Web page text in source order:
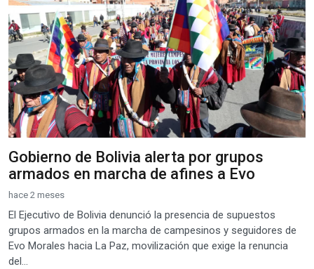
Gobierno de Bolivia alerta por grupos
armados en marcha de afines a Evo
hace 2 meses
El Ejecutivo de Bolivia denunció la presencia de supuestos
grupos armados en la marcha de campesinos y seguidores de
Evo Morales hacia La Paz, movilización que exige la renuncia
del...